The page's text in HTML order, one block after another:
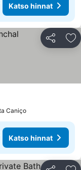
Katso hinnat
Jaa
Caniço
Katso hinnat